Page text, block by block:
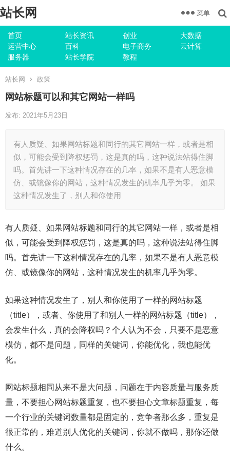
站长网
首页 站长资讯 创业
大数据
运营中心
百科 电子商务
云计算
服务器
站长学院 教程
菜单
站长网 政策
网站标题可以和其它网站一样吗
发布: 2021年5月23日
有人质疑、如果网站标题和同行的其它网站一样，或者是相
似，可能会受到降权惩罚，这是真的吗，这种说法站得住脚
吗。首先讲一下这种情况存在的几率，如果不是有人恶意模
仿、或镜像你的网站，这种情况发生的机率几乎为零。 如果
这种情况发生了，别人和你使用
有人质疑、如果网站标题和同行的其它网站一样，或者是相
似，可能会受到降权惩罚，这是真的吗，这种说法站得住脚
吗。首先讲一下这种情况存在的几率，如果不是有人恶意模
仿、或镜像你的网站，这种情况发生的机率几乎为零。
如果这种情况发生了，别人和你使用了一样的网站标题
（title），或者、你使用了和别人一样的网站标题（title），
会发生什么，真的会降权吗？个人认为不会，只要不是恶意
模仿，都不是问题，同样的关键词，你能优化，我也能优
化。
网站标题相同从来不是大问题，问题在于内容质量与服务质
量，不要担心网站标题重复，也不要担心文章标题重复，每
一个行业的关键词数量都是固定的，竞争者那么多，重复是
很正常的，难道别人优化的关键词，你就不做吗，那你还做
什么。